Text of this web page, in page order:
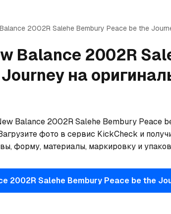
2002R Salehe Bembury Peace be the
Balance 2002R
на
Balance 2002R Salehe Bembury Peace
фото в сервис KickCheck и
форму, материалы, маркировку и
2002R Salehe Bembury Peace be the